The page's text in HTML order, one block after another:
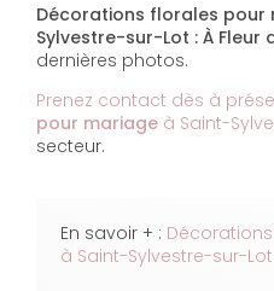
Décorations florales pour
Sylvestre-sur-Lot : À Fleur
dernières photos.
Prenez contact dès à
pour mariage à Saint-
secteur.
En savoir + :
à Saint-Sylvestre-sur-Lot